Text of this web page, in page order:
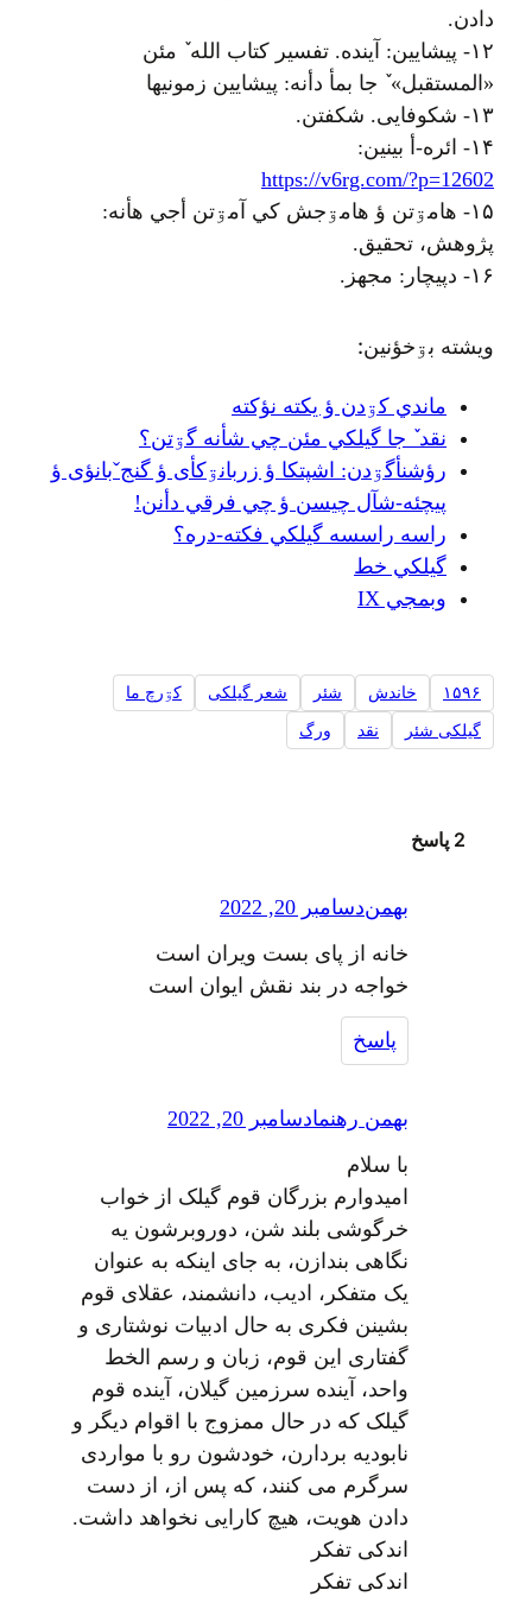
دادن.
۱۲- پيشايين: آينده. تفسير کتاب الله ٚ مئن
«المستقبل» ٚ جا بمأ دأنه: پيشايين زمونيها
۱۳- شکوفايی. شکفتن.
۱۴- ائره-أ بينين:
https://v6rg.com/?p=12602
۱۵- هامۊتن ؤ هامۊجش کي آمۊتن أجي هأنه:
پژوهش، تحقيق.
۱۶- دپيچار: مجهز.
ويشته بۊخؤنين:
ماندي کۊدن ؤ یکته نؤکته
نقد ٚ جا گيلکي مئن چي شأنه گۊتن؟
رؤشنأگۊدن: اشپتکا ؤ زربانۊکأی ؤ گنجˇبانؤی ؤ
پيچئه-شآل چيسن ؤ چي فرقي دأنن!
راسه راسسه گیلکي فکته-دره؟
گيلکي خط
وبمجي IX
۱۵۹۶ خاندش شئر شعر گیلکی کۊرچ ما
گیلکی شئر نقد ورگ
2 پاسخ
بهمندسامبر 20, 2022
خانه از پای بست ویران است
خواجه در بند نقش ایوان است
پاسخ
بهمن رهنمادسامبر 20, 2022
با سلام
امیدوارم بزرگان قوم گیلک از خواب
خرگوشی بلند شن، دوروبرشون یه
نگاهی بندازن، به جای اینکه به عنوان
یک متفکر، ادیب، دانشمند، عقلای قوم
بشینن فکری به حال ادبیات نوشتاری و
گفتاری این قوم، زبان و رسم الخط
واحد، آینده سرزمین گیلان، آینده قوم
گیلک که در حال ممزوج با اقوام دیگر و
نابودیه بردارن، خودشون رو با مواردی
سرگرم می کنند، که پس از، از دست
دادن هویت، هیچ کارایی نخواهد داشت.
اندکی تفکر
اندکی تفکر